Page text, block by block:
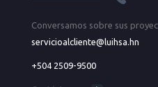
Conversamos sobre sus
servicioalcliente@luihsa.hn
+504 2509-9500